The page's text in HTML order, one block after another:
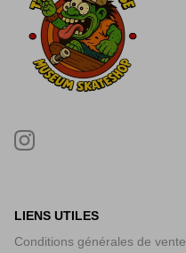
LIENS UTILES
Conditions générales de vente